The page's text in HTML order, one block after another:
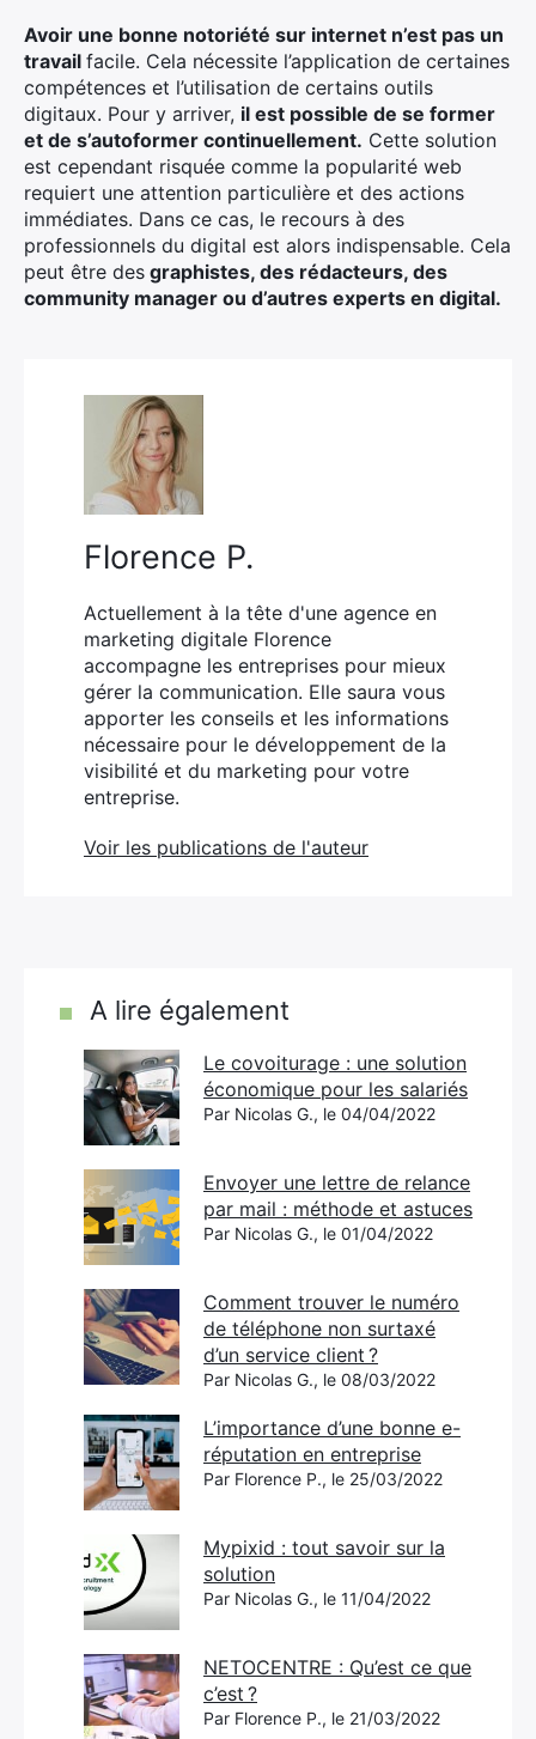
Avoir une bonne notoriété sur internet n’est pas un
travail facile. Cela nécessite l’application de certaines
compétences et l’utilisation de certains outils
digitaux. Pour y arriver, il est possible de se former
et de s’autoformer continuellement. Cette solution
est cependant risquée comme la popularité web
requiert une attention particulière et des actions
immédiates. Dans ce cas, le recours à des
professionnels du digital est alors indispensable. Cela
peut être des graphistes, des rédacteurs, des
community manager ou d’autres experts en digital.
Florence P.
Actuellement à la tête d'une agence en
marketing digitale Florence
accompagne les entreprises pour mieux
gérer la communication. Elle saura vous
apporter les conseils et les informations
nécessaire pour le développement de la
visibilité et du marketing pour votre
entreprise.
Voir les publications de l'auteur
A lire également
Le covoiturage : une solution
économique pour les salariés
Par Nicolas G., le 04/04/2022
Envoyer une lettre de relance
par mail : méthode et astuces
Par Nicolas G., le 01/04/2022
Comment trouver le numéro
de téléphone non surtaxé
d’un service client ?
Par Nicolas G., le 08/03/2022
L’importance d’une bonne e-
réputation en entreprise
Par Florence P., le 25/03/2022
Mypixid : tout savoir sur la
solution
Par Nicolas G., le 11/04/2022
NETOCENTRE : Qu’est ce que
c’est ?
Par Florence P., le 21/03/2022